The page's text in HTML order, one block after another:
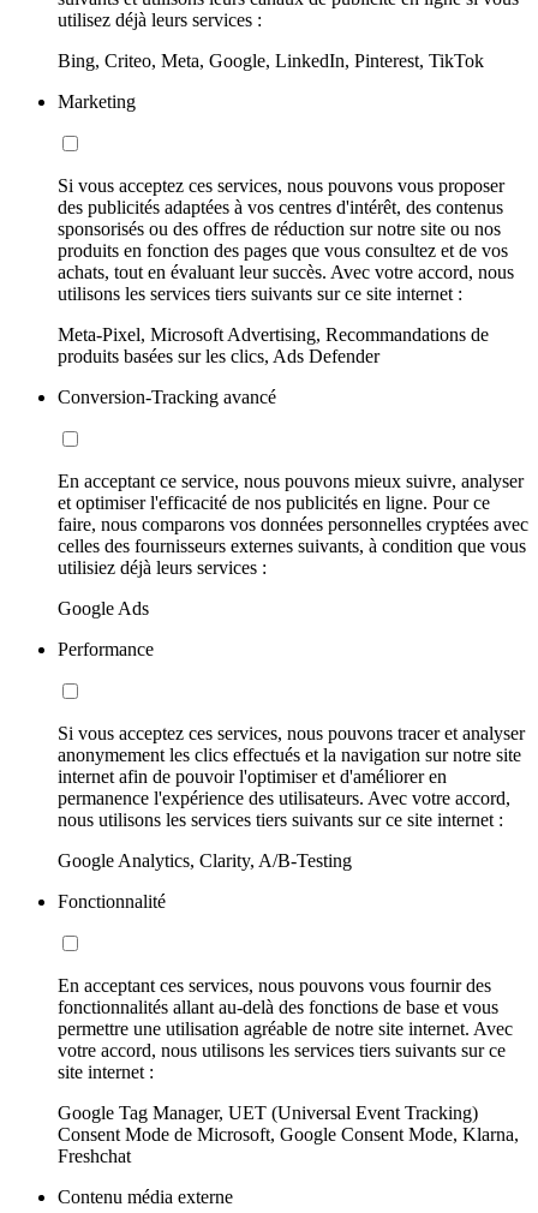
utilisez déjà leurs services :
Bing, Criteo, Meta, Google, LinkedIn, Pinterest, TikTok
Marketing
Si vous acceptez ces services, nous pouvons vous proposer
des publicités adaptées à vos centres d'intérêt, des contenus
sponsorisés ou des offres de réduction sur notre site ou nos
produits en fonction des pages que vous consultez et de vos
achats, tout en évaluant leur succès. Avec votre accord, nous
utilisons les services tiers suivants sur ce site internet :
Meta-Pixel, Microsoft Advertising, Recommandations de
produits basées sur les clics, Ads Defender
Conversion-Tracking avancé
En acceptant ce service, nous pouvons mieux suivre, analyser
et optimiser l'efficacité de nos publicités en ligne. Pour ce
faire, nous comparons vos données personnelles cryptées avec
celles des fournisseurs externes suivants, à condition que vous
utilisiez déjà leurs services :
Google Ads
Performance
Si vous acceptez ces services, nous pouvons tracer et analyser
anonymement les clics effectués et la navigation sur notre site
internet afin de pouvoir l'optimiser et d'améliorer en
permanence l'expérience des utilisateurs. Avec votre accord,
nous utilisons les services tiers suivants sur ce site internet :
Google Analytics, Clarity, A/B-Testing
Fonctionnalité
En acceptant ces services, nous pouvons vous fournir des
fonctionnalités allant au-delà des fonctions de base et vous
permettre une utilisation agréable de notre site internet. Avec
votre accord, nous utilisons les services tiers suivants sur ce
site internet :
Google Tag Manager, UET (Universal Event Tracking)
Consent Mode de Microsoft, Google Consent Mode, Klarna,
Freshchat
Contenu média externe